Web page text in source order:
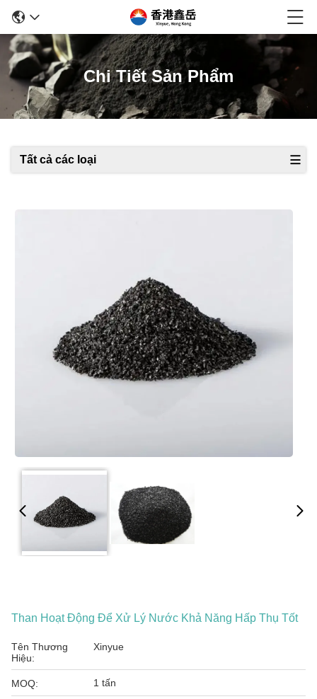
Chi Tiết Sản Phẩm
Tất cả các loại
Than Hoạt Động Để Xử Lý Nước Khả Năng Hấp Thụ Tốt
Tên Thương
Hiệu:
Xinyue
MOQ: 1 tấn